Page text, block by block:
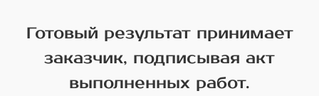
Готовый результат принимает
заказчик, подписывая акт
выполненных работ.